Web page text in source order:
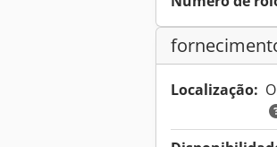
Localização: